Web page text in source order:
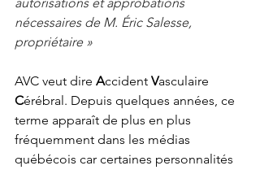
nécessaires de M. Éric Salesse,
propriétaire »
AVC veut dire Accident Vasculaire
Cérébral. Depuis quelques années, ce
terme apparaît de plus en plus
fréquemment dans les médias
québécois car certaines personnalités